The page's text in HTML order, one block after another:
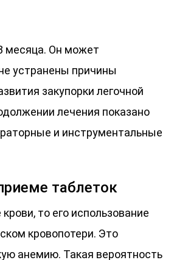
месяца. Он может
устранены причины
закупорки легочной
лечения показано
и инструментальные
таблеток
то его использование
кровопотери. Это
анемию. Такая вероятность